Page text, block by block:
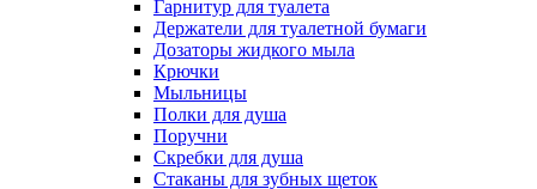
Гарнитур для туалета
Держатели для туалетной бумаги
Дозаторы жидкого мыла
Крючки
Мыльницы
Полки для душа
Поручни
Скребки для душа
Стаканы для зубных щеток